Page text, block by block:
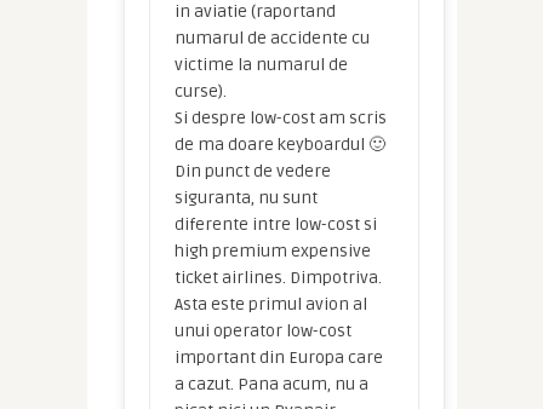
in aviatie (raportand
numarul de accidente cu
victime la numarul de
curse).
Si despre low-cost am scris
de ma doare keyboardul 🙂
Din punct de vedere
siguranta, nu sunt
diferente intre low-cost si
high premium expensive
ticket airlines. Dimpotriva.
Asta este primul avion al
unui operator low-cost
important din Europa care
a cazut. Pana acum, nu a